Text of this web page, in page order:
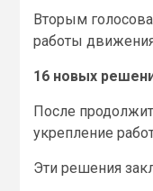
Вторым
работы
16 новых
После
укрепление
Эти решения